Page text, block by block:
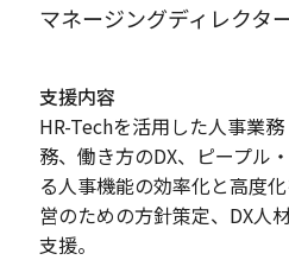
マネージングディレクタ
支援内容
HR-Techを活用した人事業
務、働き方のDX、ピープル
る人事機能の効率化と高度
営のための方針策定、DX人
支援。